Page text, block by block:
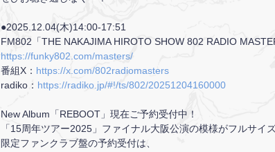
●2025.12.04(木)14:00-17:51
FM802「THE NAKAJIMA HIROTO SHOW 802 RADIO
https://funky802.com/masters/
番組X： https://x.com/802radiomasters
radiko： https://radiko.jp/#!/ts/802/20251204160000
New Album「REBOOT」現在ご予約受付中！
「15周年ツアー2025」ファイナル大阪公演の模様がフルサイ
限定ファンクラブ盤の予約受付は、